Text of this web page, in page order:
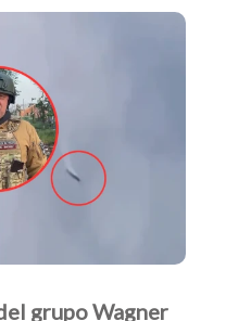
grupo Wagner